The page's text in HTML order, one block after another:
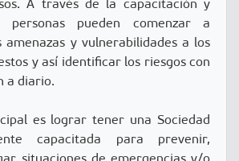
A través de la capacitación y
personas pueden comenzar a
amenazas y vulnerabilidades a los
y así identificar los riesgos con
a diario.
es lograr tener una Sociedad
capacitada para prevenir,
situaciones de emergencias y/o